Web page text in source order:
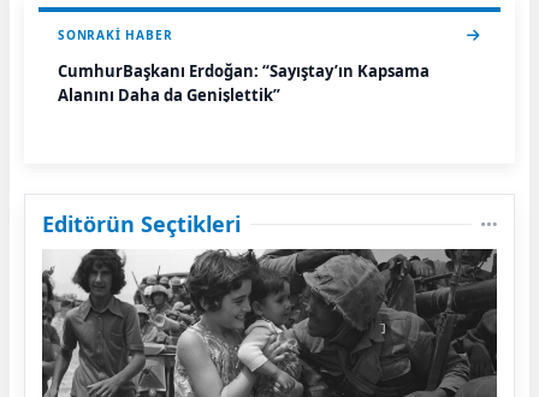
SONRAKI HABER
CumhurBaşkanı Erdoğan: “Sayıştay’ın Kapsama
Alanını Daha da Genişlettik”
Editörün Seçtikleri